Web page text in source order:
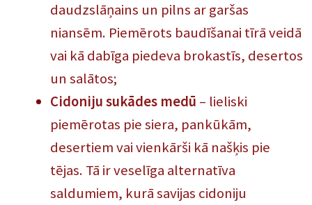
daudzslāņains un pilns ar garšas
niansēm. Piemērots baudīšanai tīrā veidā
vai kā dabīga piedeva brokastīs, desertos
un salātos;
Cidoniju sukādes medū – lieliski
piemērotas pie siera, pankūkām,
desertiem vai vienkārši kā našķis pie
tējas. Tā ir veselīga alternatīva
saldumiem, kurā savijas cidoniju